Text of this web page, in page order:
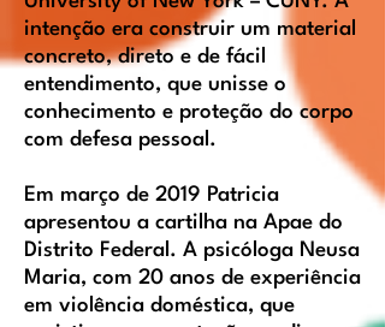
intenção era construir um material
concreto, direto e de fácil
entendimento, que unisse o
conhecimento e proteção do corpo
com defesa pessoal.
Em março de 2019 Patricia
apresentou a cartilha na Apae do
Distrito Federal. A psicóloga Neusa
Maria, com 20 anos de experiência
em violência doméstica, que